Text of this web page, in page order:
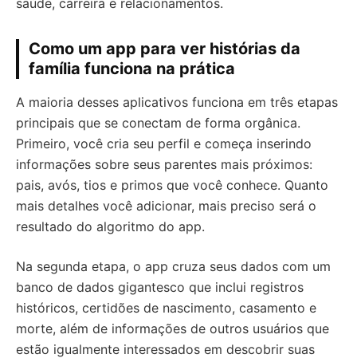
Como um app para ver histórias da
família funciona na prática
A maioria desses aplicativos funciona em três etapas
principais que se conectam de forma orgânica.
Primeiro, você cria seu perfil e começa inserindo
informações sobre seus parentes mais próximos:
pais, avós, tios e primos que você conhece. Quanto
mais detalhes você adicionar, mais preciso será o
resultado do algoritmo do app.
Na segunda etapa, o app cruza seus dados com um
banco de dados gigantesco que inclui registros
históricos, certidões de nascimento, casamento e
morte, além de informações de outros usuários que
estão igualmente interessados em descobrir suas